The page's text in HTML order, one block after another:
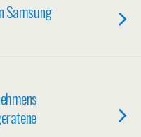
Samsung